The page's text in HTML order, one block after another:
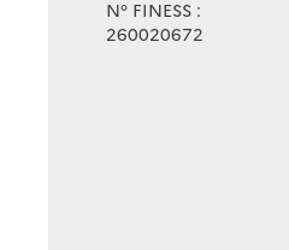
N° FINESS :
260020672